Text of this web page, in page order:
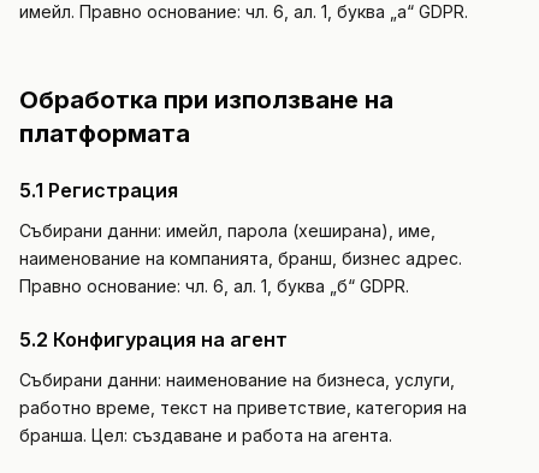
имейл. Правно основание: чл. 6, ал. 1, буква „а“ GDPR.
Обработка при използване на
платформата
5.1 Регистрация
Събирани данни: имейл, парола (хеширана), име,
наименование на компанията, бранш, бизнес адрес.
Правно основание: чл. 6, ал. 1, буква „б“ GDPR.
5.2 Конфигурация на агент
Събирани данни: наименование на бизнеса, услуги,
работно време, текст на приветствие, категория на
бранша. Цел: създаване и работа на агента.